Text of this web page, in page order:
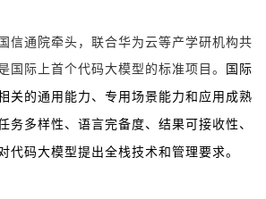
信通院牵头，联合华为云等产学研机构共
国际上首个代码大模型的标准项目。
国际
关的通用能力、专用场景能力和应用成熟
务多样性、语言完备度、结果可接收性、
代码大模型提出全栈技术和管理要求。